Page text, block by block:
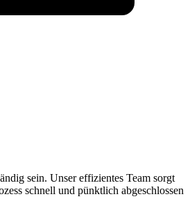
sein. Unser effizientes Team sorgt
schnell und pünktlich abgeschlossen